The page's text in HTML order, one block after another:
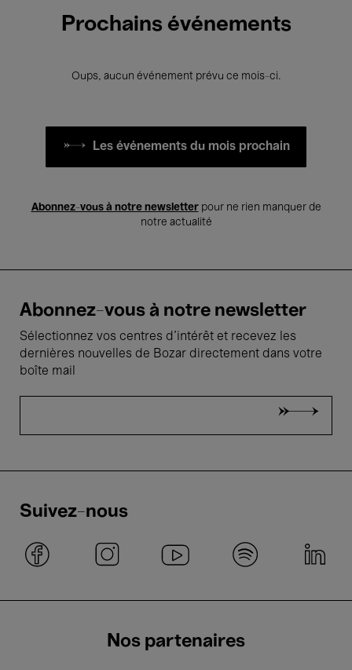
Prochains événements
Oups, aucun événement prévu ce mois-ci.
Les événements du mois prochain
Abonnez-vous à notre newsletterpour ne rien manquer de
notre actualité
Abonnez-vous à notre newsletter
Sélectionnez vos centres d'intérêt et recevez les
dernières nouvelles de Bozar directement dans votre
boîte mail
Suivez-nous
Nos partenaires